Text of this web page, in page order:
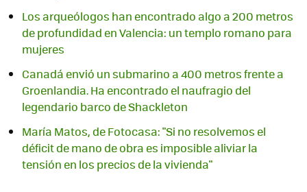
Los arqueólogos han encontrado algo a 200 metros
de profundidad en Valencia: un templo romano para
mujeres
Canadá envió un submarino a 400 metros frente a
Groenlandia. Ha encontrado el naufragio del
legendario barco de Shackleton
María Matos, de Fotocasa: "Si no resolvemos el
déficit de mano de obra es imposible aliviar la
tensión en los precios de la vivienda"